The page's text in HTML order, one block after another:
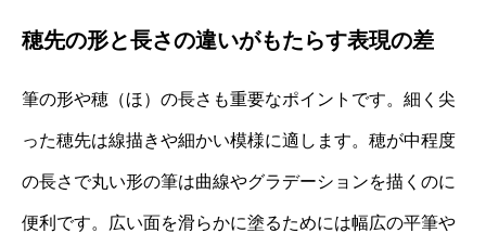
穂先の形と長さの違いがもたらす表現の差
筆の形や穂（ほ）の長さも重要なポイントです。細く尖
った穂先は線描きや細かい模様に適します。穂が中程度
の長さで丸い形の筆は曲線やグラデーションを描くのに
便利です。広い面を滑らかに塗るためには幅広の平筆や